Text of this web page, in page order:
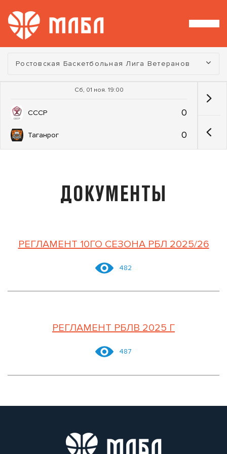
Турнир:
Ростовская Баскетбольная Лига Ветеранов
Сб, 01 ноя. 19:00
СССР 0
Таганрог 0
ДОКУМЕНТЫ
РЕГЛАМЕНТ 10ГО СЕЗОНА РБЛ 2025/26
482
РЕГЛАМЕНТ РБЛВ 2025 Г
487